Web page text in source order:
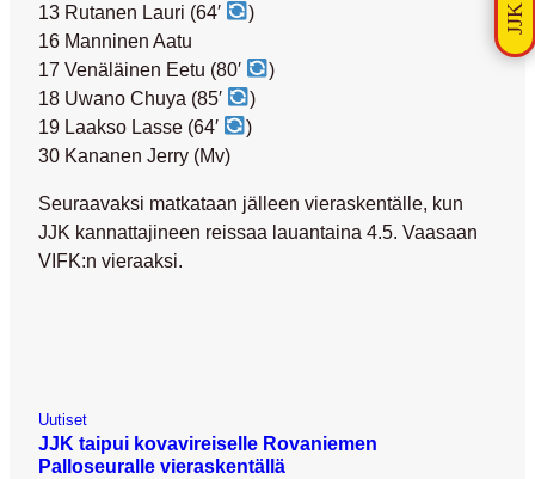
13 Rutanen Lauri (64′
)
16 Manninen Aatu
17 Venäläinen Eetu (80′
)
18 Uwano Chuya (85′
)
19 Laakso Lasse (64′
)
30 Kananen Jerry (Mv)
Seuraavaksi matkataan jälleen vieraskentälle, kun
JJK kannattajineen reissaa lauantaina 4.5. Vaasaan
VIFK:n vieraaksi.
Uutiset
JJK taipui kovavireiselle Rovaniemen
Palloseuralle vieraskentällä